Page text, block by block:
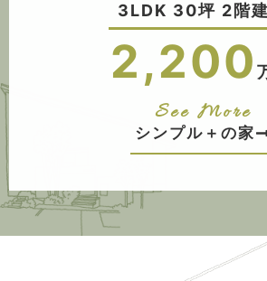
3LDK 30坪 2階
2,200
See More
シンプル＋の家